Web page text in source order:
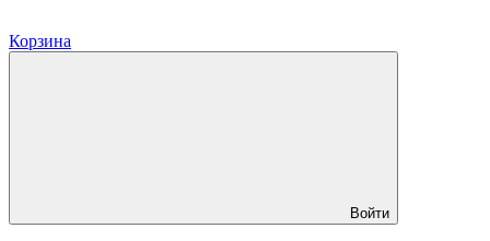
Корзина
Войти